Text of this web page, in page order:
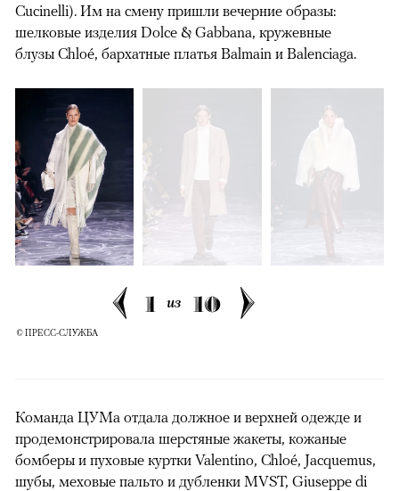
Cucinelli). Им на смену пришли вечерние образы:
шелковые изделия Dolce & Gabbana, кружевные
блузы Chloé, бархатные платья Balmain и Balenciaga.
1 из 10
© ПРЕСС-СЛУЖБА
Команда ЦУМа отдала должное и верхней одежде и
продемонстрировала шерстяные жакеты, кожаные
бомберы и пуховые куртки Valentino, Chloé, Jacquemus,
шубы, меховые пальто и дубленки MVST, Giuseppe di